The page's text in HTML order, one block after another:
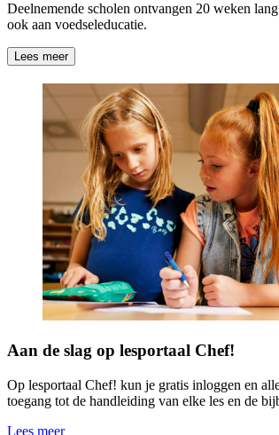
Deelnemende scholen ontvangen 20 weken
ook aan voedseleducatie.
Lees meer
Aan de slag op lesportaal Chef!
Op lesportaal Chef! kun je gratis inloggen en
toegang tot de handleiding van elke les en de
Lees meer